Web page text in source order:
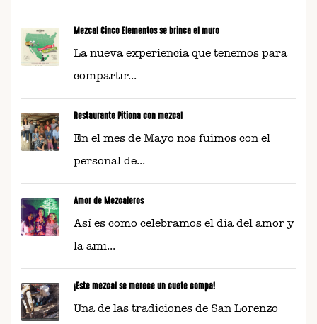
Mezcal Cinco Elementos se brinca el muro
La nueva experiencia que tenemos para
compartir...
Restaurante Pitiona con mezcal
En el mes de Mayo nos fuimos con el
personal de...
Amor de Mezcaleros
Así es como celebramos el día del amor y
la ami...
¡Este mezcal se merece un cuete compa!
Una de las tradiciones de San Lorenzo